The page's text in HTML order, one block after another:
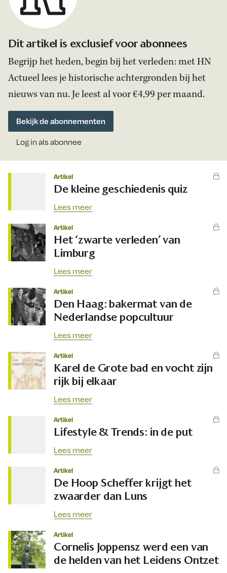
Dit artikel is exclusief voor abonnees
Begrijp het heden, begin bij het verleden: met HN
Actueel lees je historische achtergronden bij het
nieuws van nu. Je leest al voor €4,99 per maand.
Bekijk de abonnementen
Log in als abonnee
Artikel
De kleine geschiedenis quiz
Lees meer
Artikel
Het ‘zwarte verleden’ van
Limburg
Lees meer
Artikel
Den Haag: bakermat van de
Nederlandse popcultuur
Lees meer
Artikel
Karel de Grote bad en vocht zijn
rijk bij elkaar
Lees meer
Artikel
Lifestyle & Trends: in de put
Lees meer
Artikel
De Hoop Scheffer krijgt het
zwaarder dan Luns
Lees meer
Artikel
Cornelis Joppensz werd een van
de helden van het Leidens Ontzet